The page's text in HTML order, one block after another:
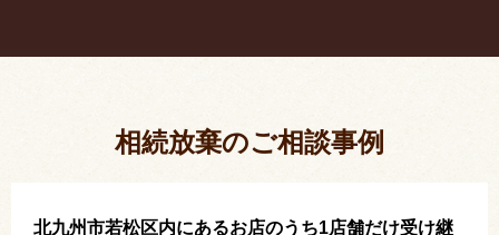
相続放棄のご相談事例
北九州市若松区内にあるお店のうち1店舗だけ受け継